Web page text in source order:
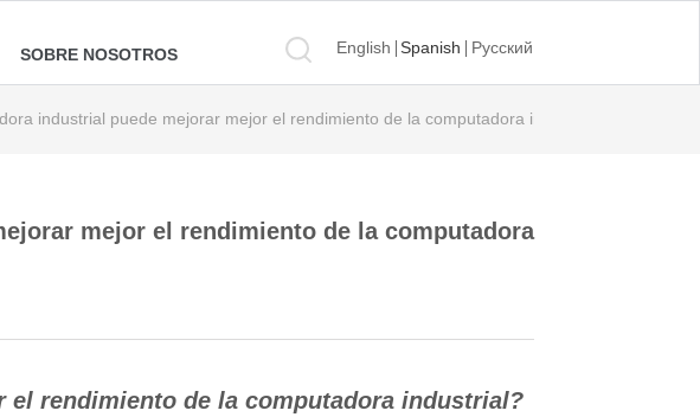
SOBRE NOSOTROS English Spanish Русский
industrial puede mejorar mejor el rendimiento de la computadora industrial?
mejor el rendimiento de la computadora